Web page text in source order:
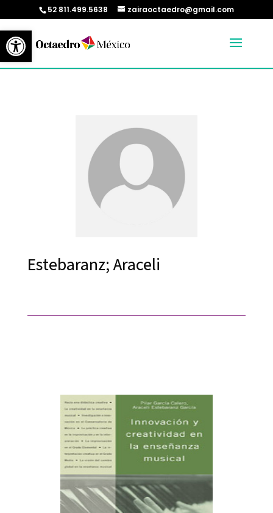
Abrir barra de herramientas
52 811.499.5638 zairaoctaedro@gmail.com
Estebaranz; Araceli